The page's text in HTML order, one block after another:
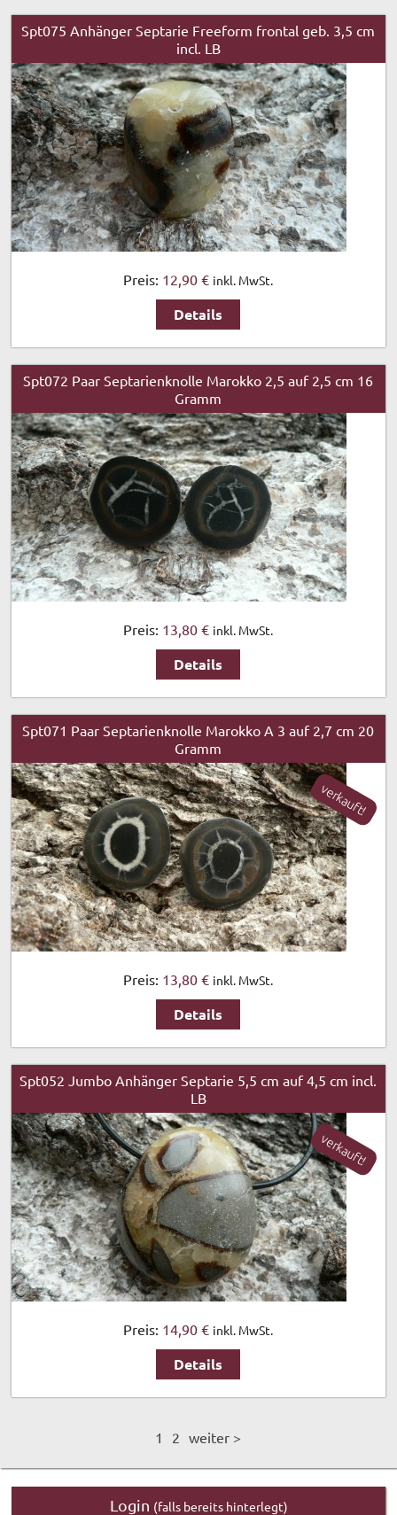
Spt075 Anhänger Septarie Freeform frontal geb. 3,5 cm
incl. LB
Preis: 12,90 € inkl. MwSt.
Details
Spt072 Paar Septarienknolle Marokko 2,5 auf 2,5 cm 16
Gramm
Preis: 13,80 € inkl. MwSt.
Details
Spt071 Paar Septarienknolle Marokko A 3 auf 2,7 cm 20
Gramm
Preis: 13,80 € inkl. MwSt.
Details
verkauft!
Spt052 Jumbo Anhänger Septarie 5,5 cm auf 4,5 cm incl.
LB
Preis: 14,90 € inkl. MwSt.
Details
verkauft!
1 2 weiter >
Login (falls bereits hinterlegt)